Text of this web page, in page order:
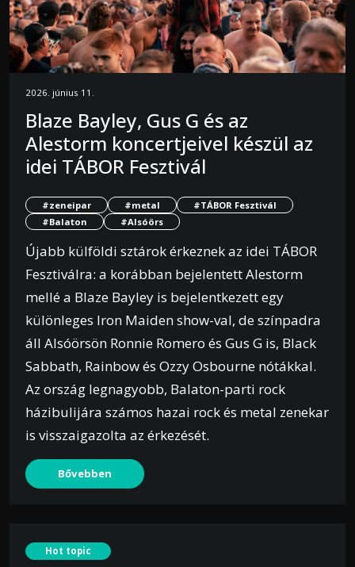
2026. június 11.
Blaze Bayley, Gus G és az
Alestorm koncertjeivel készül az
idei TÁBOR Fesztivál
#zeneipar #metal
#TÁBOR Fesztivál
#Balaton
#Alsóörs
Újabb külföldi sztárok érkeznek az idei TÁBOR
Fesztiválra: a korábban bejelentett Alestorm
mellé a Blaze Bayley is bejelentkezett egy
különleges Iron Maiden show-val, de színpadra
áll Alsóörsön Ronnie Romero és Gus G is, Black
Sabbath, Rainbow és Ozzy Osbourne nótákkal.
Az ország legnagyobb, Balaton-parti rock
házibulijára számos hazai rock és metal zenekar
is visszaigazolta az érkezését.
Bővebben
Hot topic